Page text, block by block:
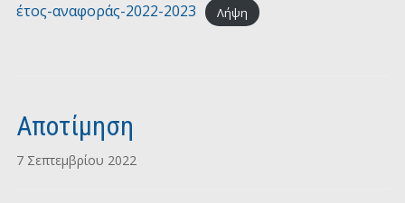
έτος-αναφοράς-2022-2023
Λήψη
Αποτίμηση
7 Σεπτεμβρίου 2022